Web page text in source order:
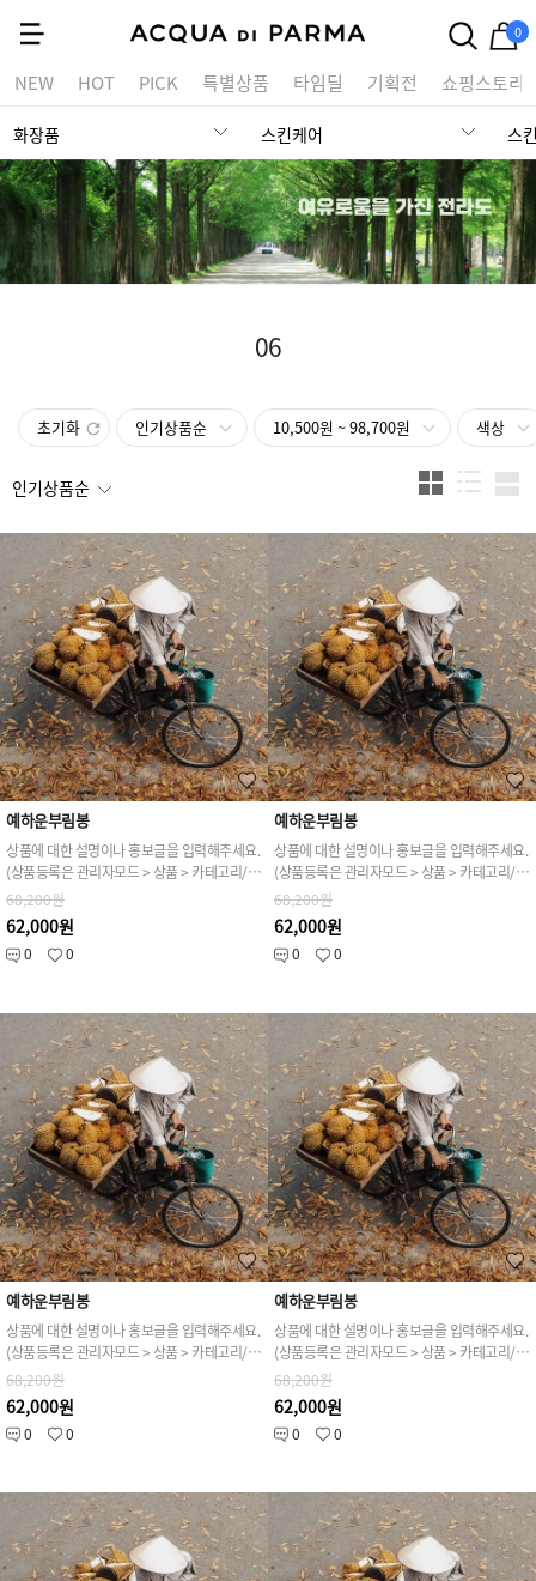
0
NEW HOT PICK 특별상품 타임딜 기획전 쇼핑스토리
화장품 스킨케어 스
06
초기화 인기상품순 10,500원 ~ 98,700원 색상
인기상품순
예하운부림봉
상품에 대한 설명이나 홍보글을 입력해주세요.
(상품등록은 관리자모드 > 상품 > 카테고리/상품관리 > 상품등록 가능)
68,200원
62,000원
0 0
예하운부림봉
상품에 대한 설명이나 홍보글을 입력해주세요.
(상품등록은 관리자모드 > 상품 > 카테고리/상품관리 > 상품등록 가능)
68,200원
62,000원
0 0
예하운부림봉
상품에 대한 설명이나 홍보글을 입력해주세요.
(상품등록은 관리자모드 > 상품 > 카테고리/상품관리 > 상품등록 가능)
68,200원
62,000원
0 0
예하운부림봉
상품에 대한 설명이나 홍보글을 입력해주세요.
(상품등록은 관리자모드 > 상품 > 카테고리/상품관리 > 상품등록 가능)
68,200원
62,000원
0 0